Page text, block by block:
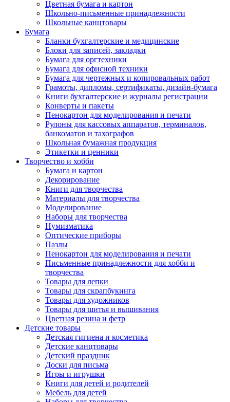
Цветная бумага и картон
Школьно-письменные принадлежности
Школьные канцтовары
Бумага
Бланки бухгалтерские и медицинские
Блоки для записей, закладки
Бумага для оргтехники
Бумага для офисной техники
Бумага для чертежных и копировальных работ
Грамоты, дипломы, сертификаты, дизайн-бумага
Книги бухгалтерские и журналы регистрации
Конверты и пакеты
Пенокартон для моделирования и печати
Рулоны для кассовых аппаратов, терминалов,
банкоматов и тахографов
Школьная бумажная продукция
Этикетки и ценники
Творчество и хобби
Бумага и картон
Декорирование
Книги для творчества
Материалы для творчества
Моделирование
Наборы для творчества
Нумизматика
Оптические приборы
Пазлы
Пенокартон для моделирования и печати
Письменные принадлежности для хобби и
творчества
Товары для лепки
Товары для скрапбукинга
Товары для художников
Товары для шитья и вышивания
Цветная резина и фетр
Детские товары
Детская гигиена и косметика
Детские канцтовары
Детский праздник
Доски для письма
Игры и игрушки
Книги для детей и родителей
Мебель для детей